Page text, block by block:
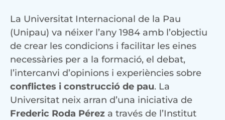
La Universitat Internacional de la Pau
(Unipau) va néixer l’any 1984 amb l’objectiu
de crear les condicions i facilitar les eines
necessàries per a la formació, el debat,
l’intercanvi d’opinions i experiències sobre
conflictes i construcció de pau. La
Universitat neix arran d’una iniciativa de
Frederic Roda Pérez a través de l’Institut